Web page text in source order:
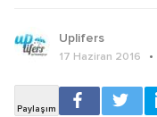
Uplifers
17 Haziran 2016